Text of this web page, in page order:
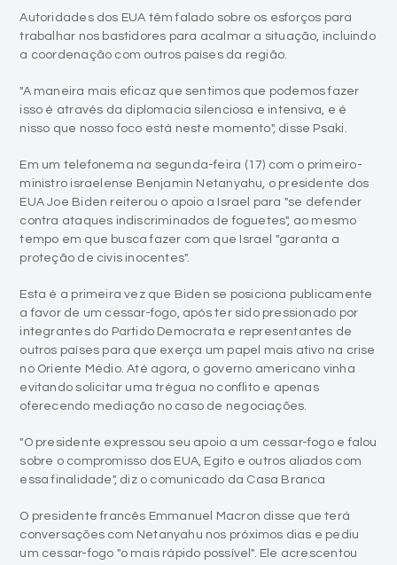
Autoridades dos EUA têm falado sobre os esforços para
trabalhar nos bastidores para acalmar a situação, incluindo
a coordenação com outros países da região.
"A maneira mais eficaz que sentimos que podemos fazer
isso é através da diplomacia silenciosa e intensiva, e é
nisso que nosso foco está neste momento", disse Psaki.
Em um telefonema na segunda-feira (17) com o primeiro-
ministro israelense Benjamin Netanyahu, o presidente dos
EUA Joe Biden reiterou o apoio a Israel para "se defender
contra ataques indiscriminados de foguetes", ao mesmo
tempo em que busca fazer com que Israel "garanta a
proteção de civis inocentes".
Esta é a primeira vez que Biden se posiciona publicamente
a favor de um cessar-fogo, após ter sido pressionado por
integrantes do Partido Democrata e representantes de
outros países para que exerça um papel mais ativo na crise
no Oriente Médio. Até agora, o governo americano vinha
evitando solicitar uma trégua no conflito e apenas
oferecendo mediação no caso de negociações.
"O presidente expressou seu apoio a um cessar-fogo e falou
sobre o compromisso dos EUA, Egito e outros aliados com
essa finalidade", diz o comunicado da Casa Branca
O presidente francês Emmanuel Macron disse que terá
conversações com Netanyahu nos próximos dias e pediu
um cessar-fogo "o mais rápido possível". Ele acrescentou